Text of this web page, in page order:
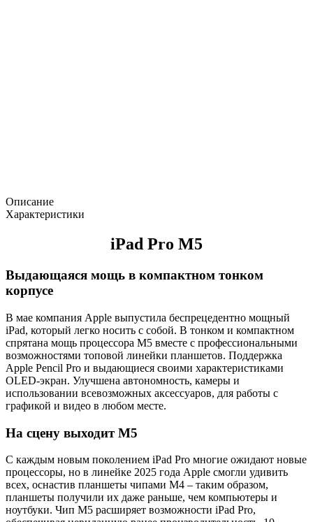
Описание
Характеристики
iPad Pro M5
Выдающаяся мощь в компактном тонком
корпусе
В мае компания Apple выпустила беспрецедентно мощный
iPad, который легко носить с собой. В тонком и компактном
спрятана мощь процессора M5 вместе с профессиональными
возможностями топовой линейки планшетов. Поддержка
Apple Pencil Pro и выдающиеся своими характеристиками
OLED-экран. Улучшена автономность, камеры и
использовании всевозможных аксессуаров, для работы с
графикой и видео в любом месте.
На сцену выходит M5
С каждым новым поколением iPad Pro многие ожидают новые
процессоры, но в линейке 2025 года Apple смогли удивить
всех, оснастив планшеты чипами M4 – таким образом,
планшеты получили их даже раньше, чем компьютеры и
ноутбуки. Чип M5 расширяет возможности iPad Pro,